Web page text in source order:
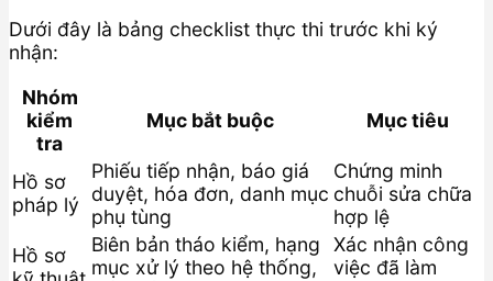
Dưới đây là bảng checklist thực thi trước khi ký
nhận:
Nhóm
kiểm
tra
Mục bắt buộc Mục tiêu
Hồ sơ
pháp lý
Phiếu tiếp nhận, báo giá
duyệt, hóa đơn, danh mục
phụ tùng
Chứng minh
chuỗi sửa chữa
hợp lệ
Hồ sơ
Biên bản tháo kiểm, hạng
mục xử lý theo hệ thống,
Xác nhận công
việc đã làm